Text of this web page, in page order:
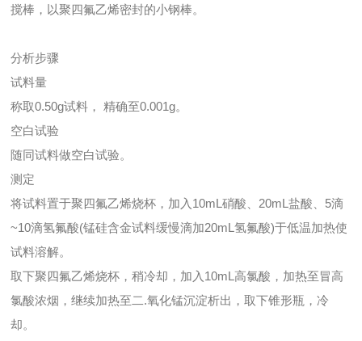
搅棒，以聚四氟乙烯密封的小钢棒。
分析步骤
试料量
称取0.50g试料， 精确至0.001g。
空白试验
随同试料做空白试验。
测定
将试料置于聚四氟乙烯烧杯，加入10mL硝酸、20mL盐酸、5滴
~10滴氢氟酸(锰硅含金试料缓慢滴加20mL氢氟酸)于低温加热使
试料溶解。
取下聚四氟乙烯烧杯，稍冷却，加入10mL高氯酸，加热至冒高
氯酸浓烟，继续加热至二.氧化锰沉淀析出，取下锥形瓶，冷
却。